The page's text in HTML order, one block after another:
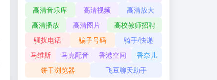
高清音乐库
高清视频
高清放大
高清播放
高清图片
高校教师招聘
骚扰电话
骗子号码
骑手/快递
马维斯
马克配音 香港空间
香奈儿
饼干浏览器
飞豆聊天助手